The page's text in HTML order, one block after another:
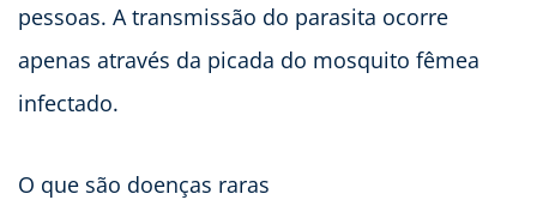
pessoas. A transmissão do parasita ocorre
apenas através da picada do mosquito fêmea
infectado.
O que são doenças raras